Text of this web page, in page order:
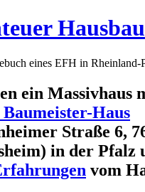
eines EFH in Rheinland-
ein Massivhaus
Haus
Straße 6,
in der Pfalz
vom